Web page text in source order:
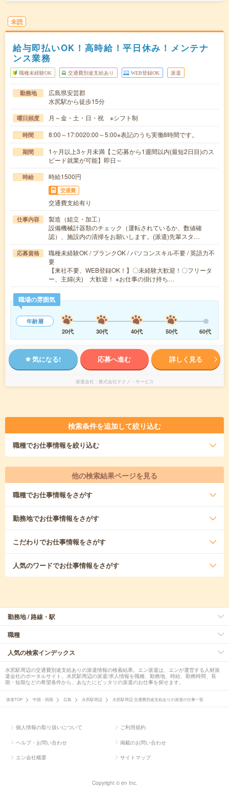
未読
給与即払いOK！高時給！平日休み！メンテナ
ンス業務
職種未経験OK 交通費別途支給あり WEB登録OK 派遣
勤務地
広島県安芸郡
水尻駅から徒歩15分
曜日頻度 月～金・土・日・祝 ※シフト制
時間 8:00～17:0020:00～5:00※表記のうち実働8時間です。
期間
1ヶ月以上3ヶ月未満【ご応募から1週間以内(最短2日目)のス
ピード就業が可能】即日～
時給 時給1500円
交通費
交通費支給有り
仕事内容
製造（組立・加工）
設備機械計器類のチェック（運転されているか、数値確
認）、施設内の清掃をお願いします。(派遣)先輩スタ…
応募資格
職種未経験OK / ブランクOK / パソコンスキル不要 / 英語力不
要
【来社不要、WEB登録OK！】〇未経験大歓迎！〇フリータ
ー、主婦(夫) 大歓迎！ ※お仕事の掛け持ち…
職場の雰囲気
年齢層
20代
30代 40代 50代 60代
気になる! 応募へ進む 詳しく見る
派遣会社 株式会社テクノ・サービス
検索条件を追加して絞り込む
職種でお仕事情報を絞り込む
他の検索結果ページを見る
職種でお仕事情報をさがす
勤務地でお仕事情報をさがす
こだわりでお仕事情報をさがす
人気のワードでお仕事情報をさがす
勤務地 / 路線・駅
職種
人気の検索インデックス
水尻駅周辺の交通費別途支給ありの派遣情報の検索結果。エン派遣は、エンが運営する人材派
遣会社のポータルサイト。水尻駅周辺の派遣/求人情報を職種、勤務地、時給、勤務時間、長
期・短期などの希望条件から、あなたにピッタリの派遣のお仕事を探せます。
派遣TOP 中国・四国 広島 水尻駅周辺 水尻駅周辺 交通費別途支給ありの派遣の仕事一覧
個人情報の取り扱いについて ご利用規約
ヘルプ・お問い合わせ 掲載のお問い合わせ
エン会社概要 サイトマップ
Copyright © en Inc.